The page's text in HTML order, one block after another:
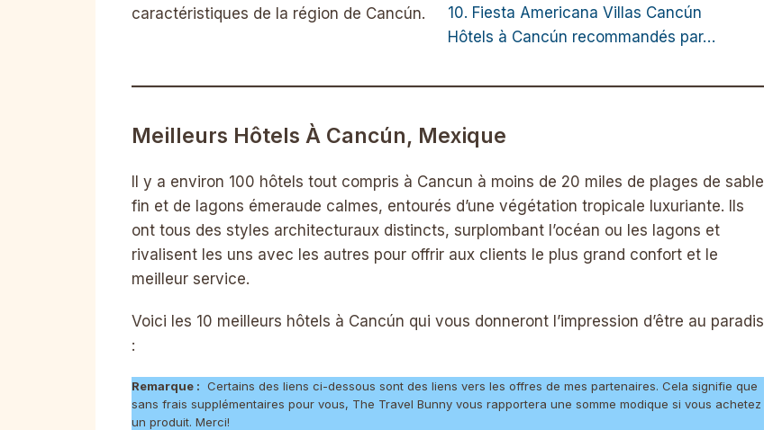
caractéristiques de la région de Cancún.
10. Fiesta Americana Villas Cancún
Hôtels à Cancún recommandés par…
Meilleurs Hôtels À Cancún, Mexique
Il y a environ 100 hôtels tout compris à Cancun à moins de 20 miles de plages de sable
fin et de lagons émeraude calmes, entourés d’une végétation tropicale luxuriante. Ils
ont tous des styles architecturaux distincts, surplombant l’océan ou les lagons et
rivalisent les uns avec les autres pour offrir aux clients le plus grand confort et le
meilleur service.
Voici les 10 meilleurs hôtels à Cancún qui vous donneront l’impression d’être au paradis
:
Remarque : Certains des liens ci-dessous sont des liens vers les offres de mes partenaires. Cela signifie que
sans frais supplémentaires pour vous, The Travel Bunny vous rapportera une somme modique si vous achetez
un produit. Merci!